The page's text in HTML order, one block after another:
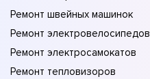
Ремонт швейных машинок
Ремонт электровелосипедов
Ремонт электросамокатов
Ремонт тепловизоров